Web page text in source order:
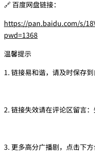
🔗 百度网盘链接：
https://pan.baidu.com/s/
pwd=1368
温馨提示
1. 链接易和谐，请及时保存
2. 链接失效请在评论区留言
3. 更多高分广播剧，点击下